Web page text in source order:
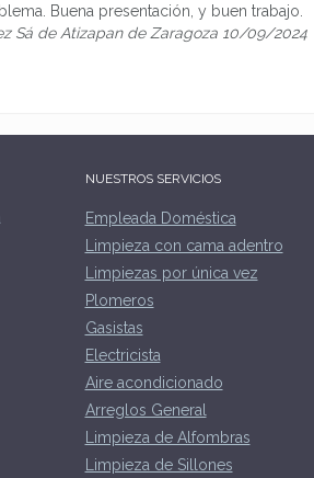
Buena presentación, y buen trabajo.
Sá de Atizapan de Zaragoza 10/09/2024
NUESTROS SERVICIOS
Empleada Doméstica
Limpieza con cama adentro
Limpiezas por única vez
Plomeros
Gasistas
Electricista
Aire acondicionado
Arreglos General
Limpieza de Alfombras
Limpieza de Sillones